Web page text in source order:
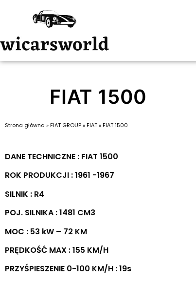
FIAT 1500
Strona główna »FIAT GROUP»FIAT»FIAT 1500
DANE TECHNICZNE : FIAT 1500
ROK PRODUKCJI : 1961 -1967
SILNIK : R4
POJ. SILNIKA : 1481 CM3
MOC : 53 kW – 72 KM
PRĘDKOŚĆ MAX : 155 KM/H
PRZYŚPIESZENIE 0-100 KM/H : 19s